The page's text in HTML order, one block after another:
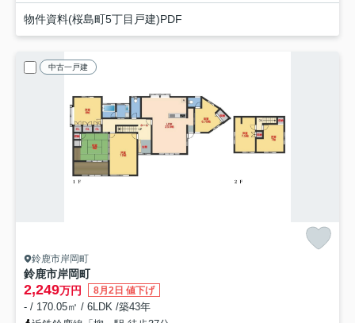
物件資料(桜島町5丁目戸建)PDF
中古一戸建
鈴鹿市岸岡町
鈴鹿市岸岡町
2,249万円 8月2日 値下げ
- / 170.05㎡ / 6LDK /築43年